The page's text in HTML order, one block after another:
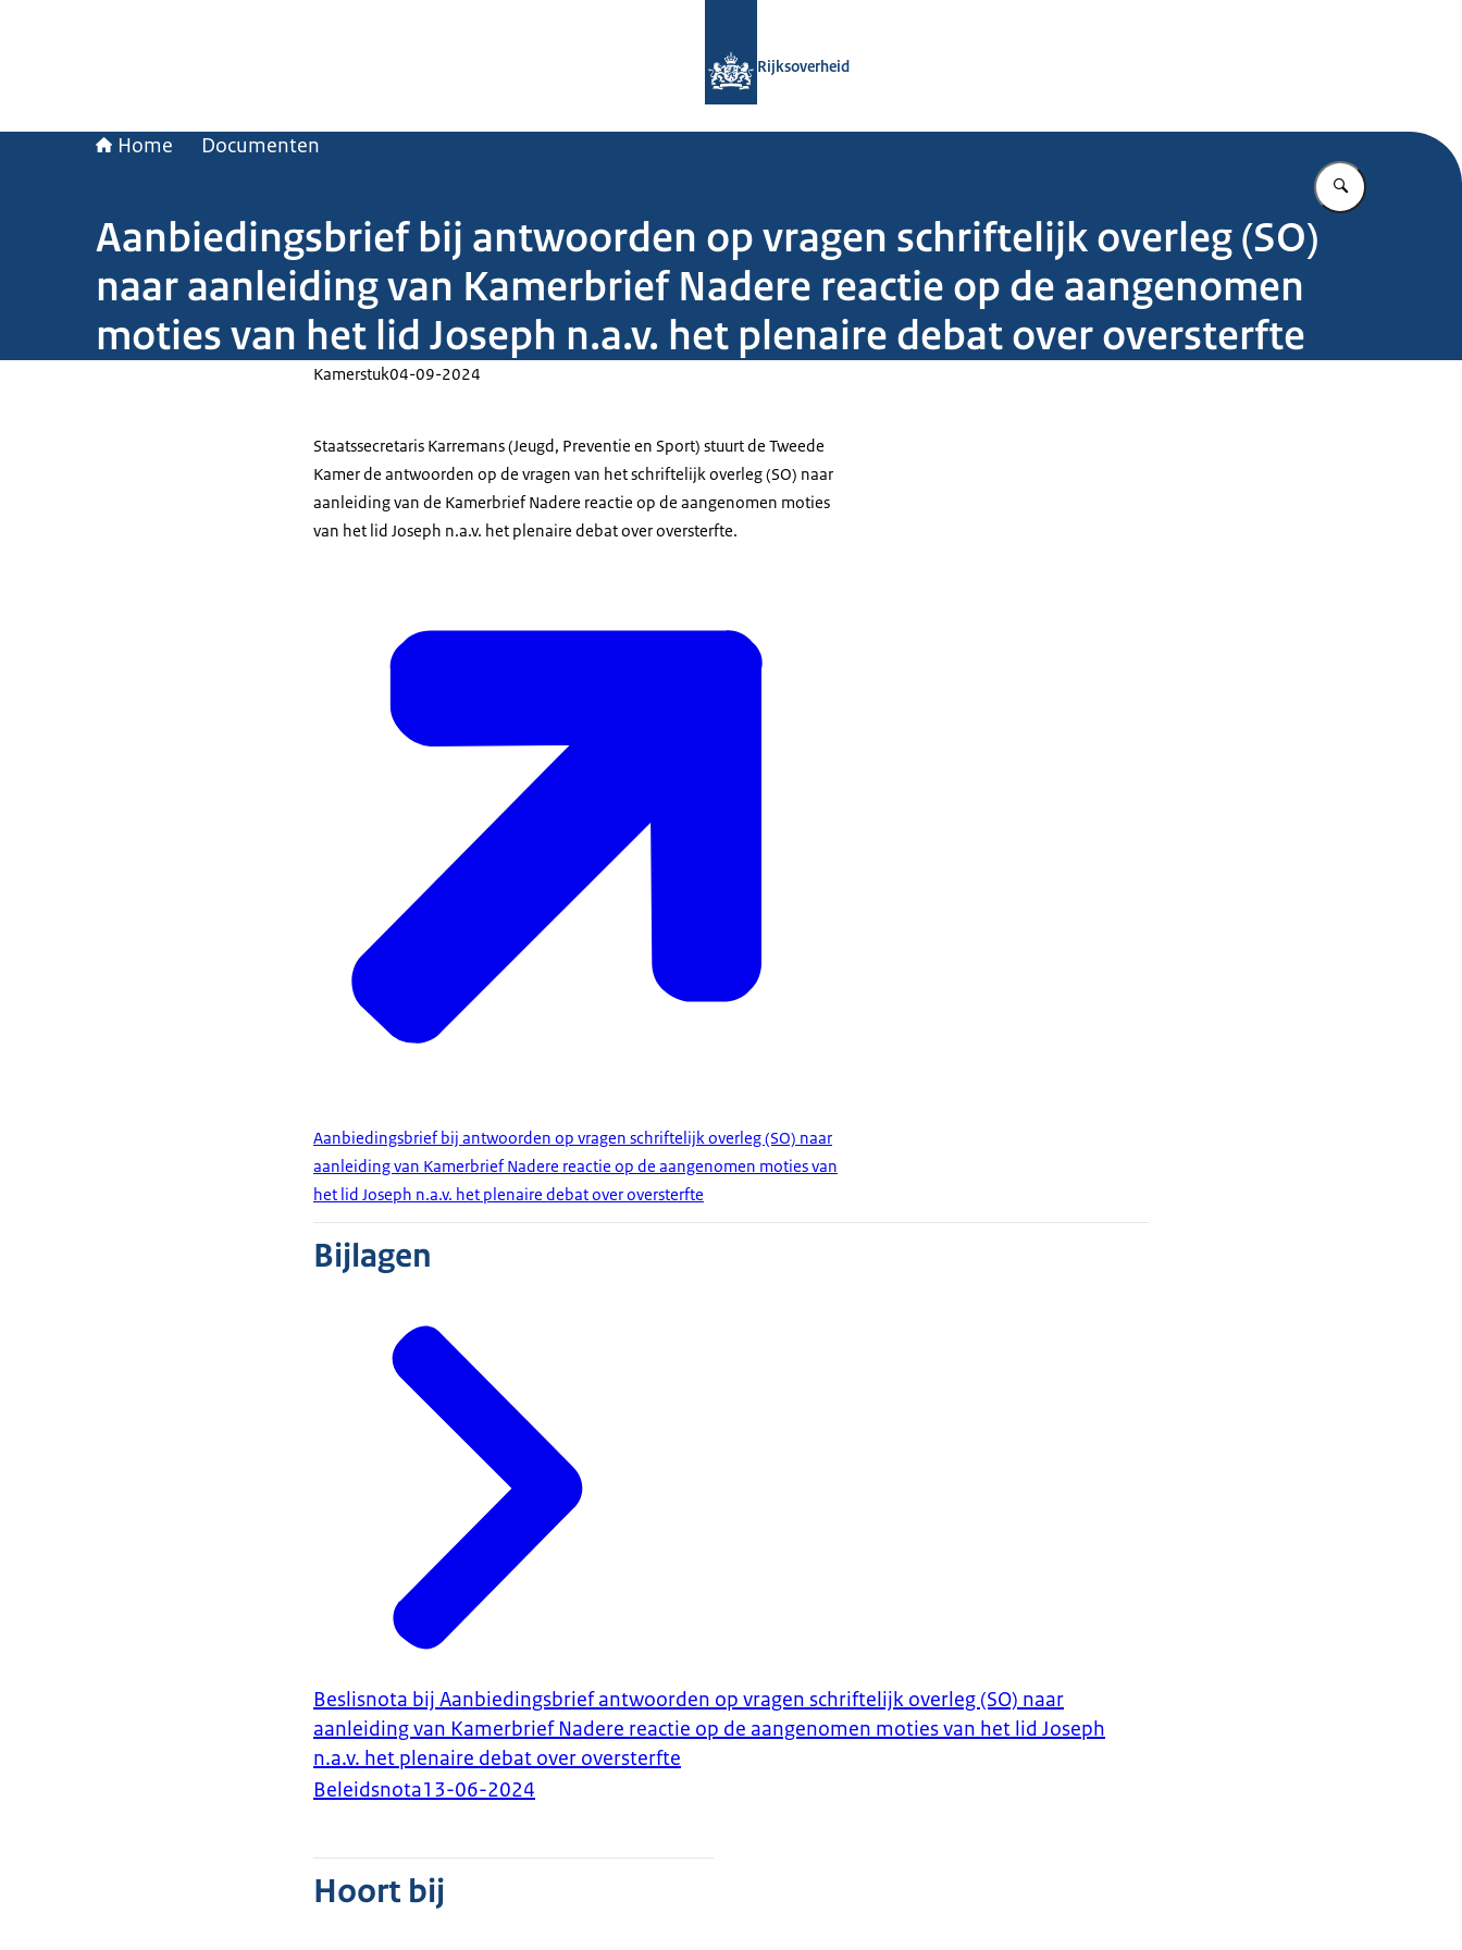
Rijksoverheid
Home Documenten
Vul in wat u
Aanbiedingsbrief bij antwoorden op vragen schriftelijk overleg (SO)
naar aanleiding van Kamerbrief Nadere reactie op de aangenomen
moties van het lid Joseph n.a.v. het plenaire debat over oversterfte
Kamerstuk04-09-2024
Staatssecretaris Karremans (Jeugd, Preventie en Sport) stuurt de Tweede
Kamer de antwoorden op de vragen van het schriftelijk overleg (SO) naar
aanleiding van de Kamerbrief Nadere reactie op de aangenomen moties
van het lid Joseph n.a.v. het plenaire debat over oversterfte.
Aanbiedingsbrief bij antwoorden op vragen schriftelijk overleg (SO) naar
aanleiding van Kamerbrief Nadere reactie op de aangenomen moties van
het lid Joseph n.a.v. het plenaire debat over oversterfte
Bijlagen
Beslisnota bij Aanbiedingsbrief antwoorden op vragen schriftelijk overleg (SO) naar
aanleiding van Kamerbrief Nadere reactie op de aangenomen moties van het lid Joseph
n.a.v. het plenaire debat over oversterfte
Beleidsnota13-06-2024
Hoort bij